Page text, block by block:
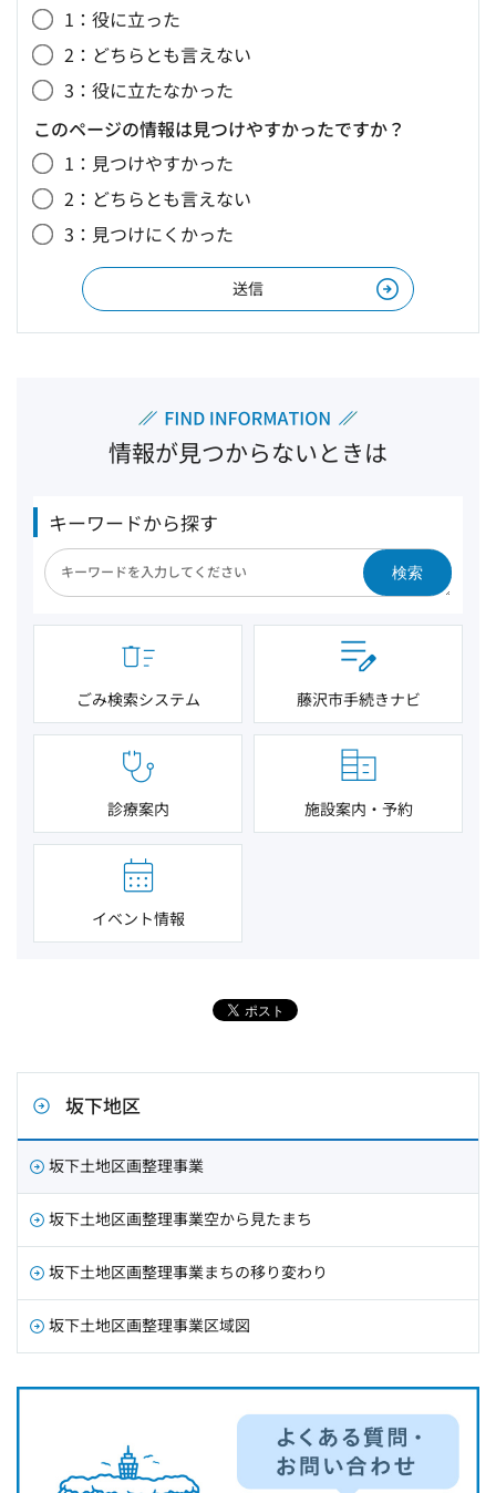
1：役に立った
2：どちらとも言えない
3：役に立たなかった
このページの情報は見つけやすかったですか？
1：見つけやすかった
2：どちらとも言えない
3：見つけにくかった
情報が見つからないときは
キーワードから探す
検索
ごみ検索システム 藤沢市手続きナビ
診療案内 施設案内・予約
イベント情報
坂下地区
坂下土地区画整理事業
坂下土地区画整理事業空から見たまち
坂下土地区画整理事業まちの移り変わり
坂下土地区画整理事業区域図